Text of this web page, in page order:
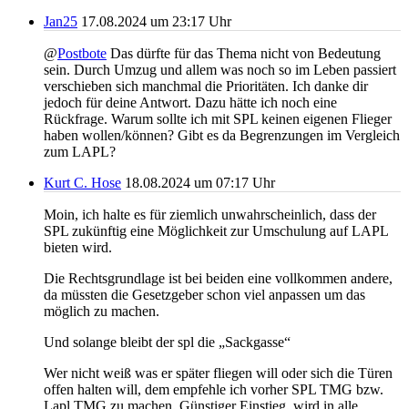
Jan25 17.08.2024 um 23:17 Uhr
@Postbote Das dürfte für das Thema nicht von Bedeutung
sein. Durch Umzug und allem was noch so im Leben passiert
verschieben sich manchmal die Prioritäten. Ich danke dir
jedoch für deine Antwort. Dazu hätte ich noch eine
Rückfrage. Warum sollte ich mit SPL keinen eigenen Flieger
haben wollen/können? Gibt es da Begrenzungen im Vergleich
zum LAPL?
Kurt C. Hose 18.08.2024 um 07:17 Uhr
Moin, ich halte es für ziemlich unwahrscheinlich, dass der
SPL zukünftig eine Möglichkeit zur Umschulung auf LAPL
bieten wird.
Die Rechtsgrundlage ist bei beiden eine vollkommen andere,
da müssten die Gesetzgeber schon viel anpassen um das
möglich zu machen.
Und solange bleibt der spl die „Sackgasse“
Wer nicht weiß was er später fliegen will oder sich die Türen
offen halten will, dem empfehle ich vorher SPL TMG bzw.